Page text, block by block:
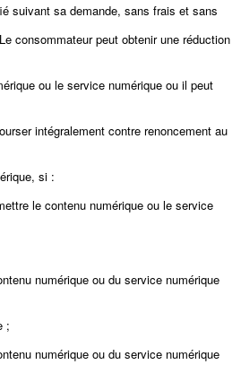
suivant sa demande, sans frais et sans
consommateur peut obtenir une réduction
ou le service numérique ou il peut
intégralement contre renoncement au
si :
le contenu numérique ou le service
numérique ou du service numérique
;
numérique ou du service numérique